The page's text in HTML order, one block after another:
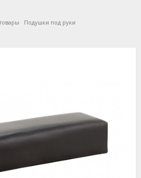
Подушки под руки